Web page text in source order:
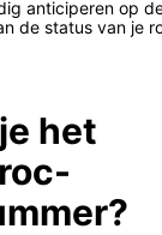
anticiperen op
de status van je
het